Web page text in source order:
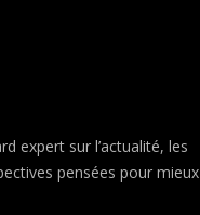
expert sur l’actualité, les
pensées pour mieux